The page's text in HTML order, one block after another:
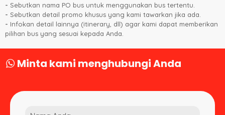
- Sebutkan nama PO bus untuk menggunakan bus tertentu.
- Sebutkan detail promo khusus yang kami tawarkan jika ada.
- Infokan detail lainnya (itinerary, dll) agar kami dapat memberikan
pilihan bus yang sesuai kepada Anda.
Minta kami menghubungi Anda